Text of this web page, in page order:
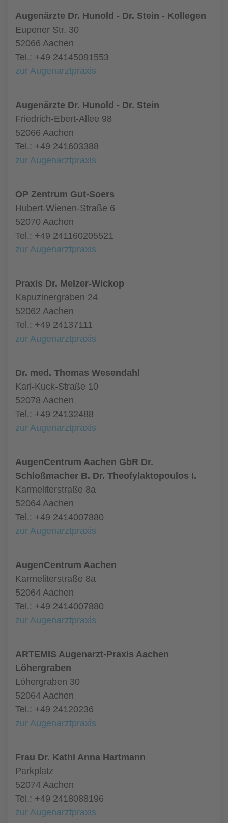
Augenärzte Dr. Hunold - Dr. Stein - Kollegen
Eupener Str. 30
52066 Aachen
Tel.: +49 24145091553
zur Augenarztpraxis
Augenärzte Dr. Hunold - Dr. Stein
Friedrich-Ebert-Allee 98
52066 Aachen
Tel.: +49 241603388
zur Augenarztpraxis
OP Zentrum Gut-Soers
Hubert-Wienen-Straße 6
52070 Aachen
Tel.: +49 241160205521
zur Augenarztpraxis
Praxis Dr. Melzer-Wickop
Kapuzinergraben 24
52062 Aachen
Tel.: +49 24137111
zur Augenarztpraxis
Dr. med. Thomas Wesendahl
Karl-Kuck-Straße 10
52078 Aachen
Tel.: +49 24132488
zur Augenarztpraxis
AugenCentrum Aachen GbR Dr.
Schloßmacher B. Dr. Theofylaktopoulos I.
Karmeliterstraße 8a
52064 Aachen
Tel.: +49 2414007880
zur Augenarztpraxis
AugenCentrum Aachen
Karmeliterstraße 8a
52064 Aachen
Tel.: +49 2414007880
zur Augenarztpraxis
ARTEMIS Augenarzt-Praxis Aachen
Löhergraben
Löhergraben 30
52064 Aachen
Tel.: +49 24120236
zur Augenarztpraxis
Frau Dr. Kathi Anna Hartmann
Parkplatz
52074 Aachen
Tel.: +49 2418088196
zur Augenarztpraxis